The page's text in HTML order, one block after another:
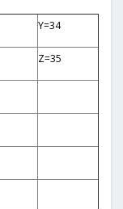
Y=34
Z=35